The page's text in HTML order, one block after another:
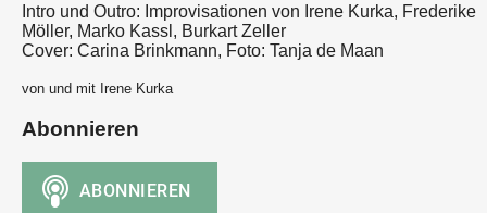
Intro und Outro: Improvisationen von Irene Kurka, Frederike
Möller, Marko Kassl, Burkart Zeller
Cover: Carina Brinkmann, Foto: Tanja de Maan
von und mit Irene Kurka
Abonnieren